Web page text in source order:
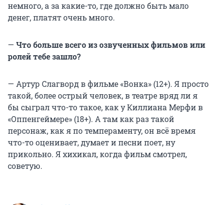
немного, а за какие-то, где должно быть мало
денег, платят очень много.
— Что больше всего из озвученных фильмов или
ролей тебе зашло?
— Артур Слагворд в фильме «Вонка» (12+). Я просто
такой, более острый человек, в театре вряд ли я
бы сыграл что-то такое, как у Киллиана Мерфи в
«Оппенгеймере» (18+). А там как раз такой
персонаж, как я по темпераменту, он всё время
что-то оценивает, думает и песни поет, ну
прикольно. Я хихикал, когда фильм смотрел,
советую.